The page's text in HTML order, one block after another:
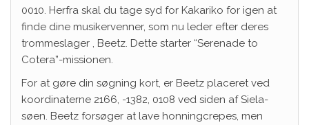
0010. Herfra skal du tage syd for Kakariko for igen at
finde dine musikervenner, som nu leder efter deres
trommeslager , Beetz. Dette starter “Serenade to
Cotera”-missionen.
For at gøre din søgning kort, er Beetz placeret ved
koordinaterne 2166, -1382, 0108 ved siden af ​​Siela-
søen. Beetz forsøger at lave honningcrepes, men